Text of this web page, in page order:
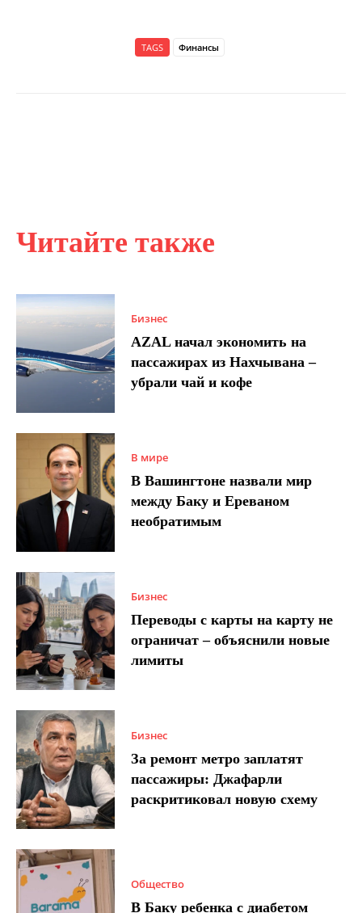
Читайте также
Бизнес
AZAL начал экономить на
пассажирах из Нахчывана –
убрали чай и кофе
В мире
В Вашингтоне назвали мир
между Баку и Ереваном
необратимым
Бизнес
Переводы с карты на карту не
ограничат – объяснили новые
лимиты
Бизнес
За ремонт метро заплатят
пассажиры: Джафарли
раскритиковал новую схему
Общество
В Баку ребенка с диабетом
TAGS Финансы